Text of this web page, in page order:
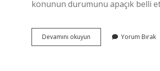
konunun durumunu apaçık belli
Devamını okuyun
Cümlesi
Yorum Bırak